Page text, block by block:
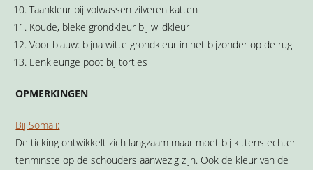
Taankleur bij volwassen zilveren katten
Koude, bleke grondkleur bij wildkleur
Voor blauw: bijna witte grondkleur in het bijzonder op de rug
Eenkleurige poot bij torties
OPMERKINGEN
Bij Somali:
De ticking ontwikkelt zich langzaam maar moet bij kittens echter
tenminste op de schouders aanwezig zijn. Ook de kleur van de